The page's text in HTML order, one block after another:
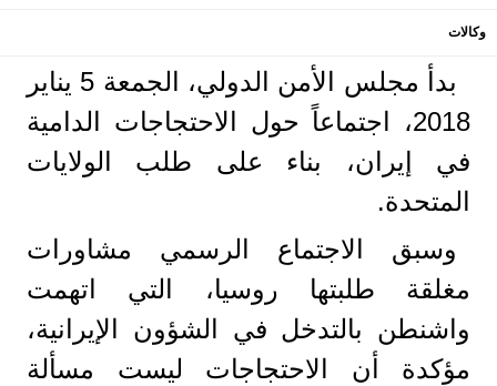
وكالات
بدأ مجلس الأمن الدولي، الجمعة 5 يناير
2018، اجتماعاً حول الاحتجاجات الدامية
في إيران، بناء على طلب الولايات
المتحدة.
وسبق الاجتماع الرسمي مشاورات
مغلقة طلبتها روسيا، التي اتهمت
واشنطن بالتدخل في الشؤون الإيرانية،
مؤكدة أن الاحتجاجات ليست مسألة